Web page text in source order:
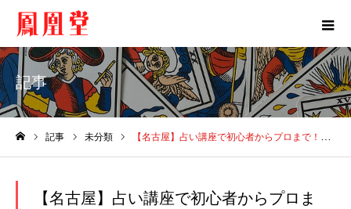
記事
記事 未分類 【名古屋】占い講座で初心者からプロまで！タロット・手相・西洋占星術が学べるおすすめスクール完全ガイド
【名古屋】占い講座で初心者からプロま